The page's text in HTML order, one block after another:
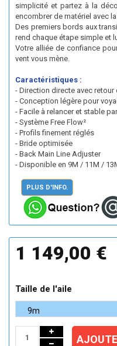
simplicité et partez à la
encombrer de matériel avec la
Des premiers bords aux
rend chaque étape simple et
Votre alliée de confiance
vent vous mène.
Caractéristiques :
- Direction directe avec
- Conception légère pour
- Facile à relancer et stable
- Système Free Flow²
- Profils finement réglés
- Bride optimisée
- Back Main Line Adjuster
- Disponible en 9M / 11M /
PLUS D'INFO.
1 149,00 €
Taille de l'aile